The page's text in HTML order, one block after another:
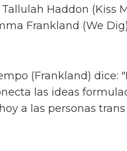
Haddon (Kiss
Frankland (We
(Frankland) dice:
las ideas
a las personas